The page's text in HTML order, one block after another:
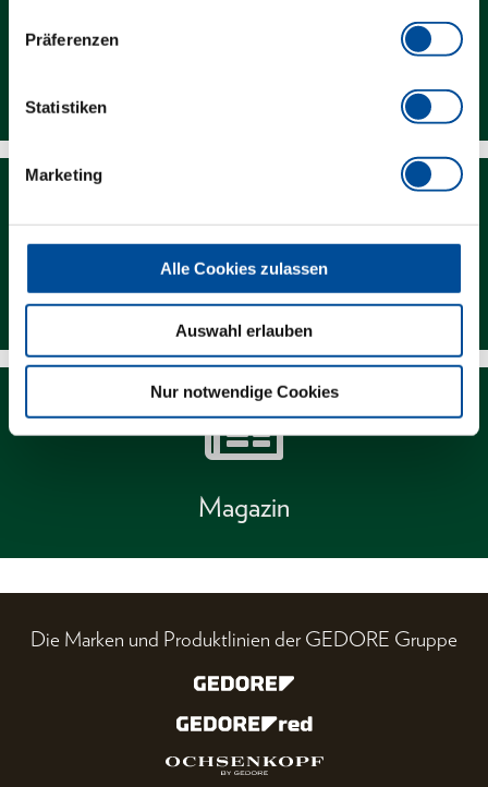
Präferenzen
Statistiken
Marketing
Alle Cookies zulassen
Auswahl erlauben
Nur notwendige Cookies
Downloads
Magazin
Die Marken und Produktlinien der GEDORE Gruppe